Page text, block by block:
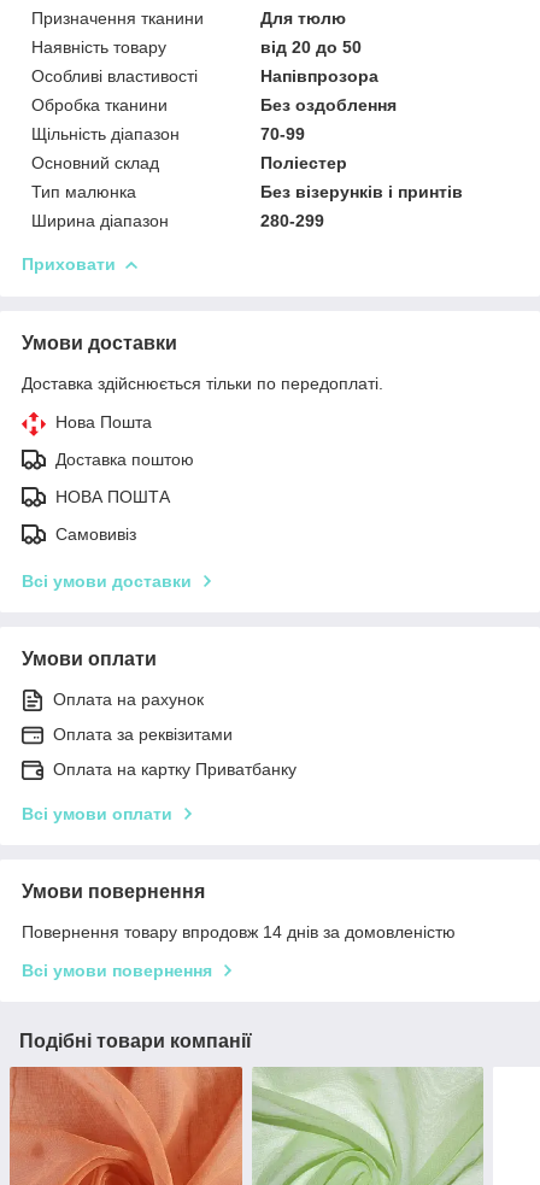
Призначення тканини
Для тюлю
Наявність товару
від 20 до 50
Особливі властивості
Напівпрозора
Обробка тканини
Без оздоблення
Щільність діапазон
70-99
Основний склад
Поліестер
Тип малюнка
Без візерунків і принтів
Ширина діапазон
280-299
Приховати
Умови доставки
Доставка здійснюється тільки по передоплаті.
Нова Пошта
Доставка поштою
НОВА ПОШТА
Самовивіз
Всі умови доставки
Умови оплати
Оплата на рахунок
Оплата за реквізитами
Оплата на картку Приватбанку
Всі умови оплати
Умови повернення
Повернення товару впродовж 14 днів за домовленістю
Всі умови повернення
Подібні товари компанії